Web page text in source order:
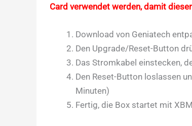
Card verwendet werden, damit
Download von Geniatech
Den Upgrade/Reset-Button
Das Stromkabel einstecken,
Den Reset-Button loslassen
Minuten)
Fertig, die Box startet mit